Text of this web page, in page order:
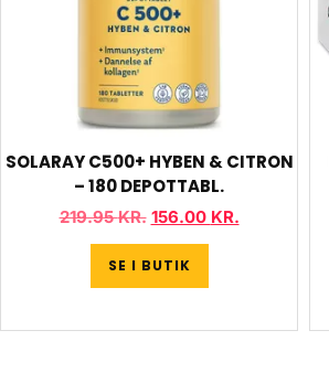
SOLARAY C500+ HYBEN & CITRON
– 180 DEPOTTABL.
219.95KR. 156.00 KR.
SE I BUTIK